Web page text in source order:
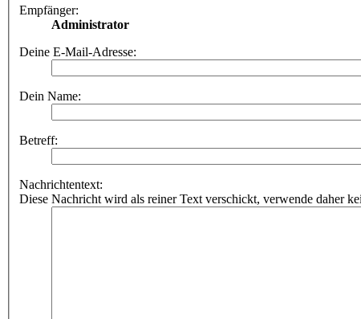
Empfänger:
Administrator
Deine E-Mail-Adresse:
Dein Name:
Betreff:
Nachrichtentext:
Diese Nachricht wird als reiner Text verschickt, verwende daher